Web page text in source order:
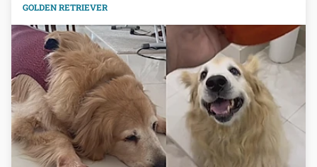
GOLDEN RETRIEVER